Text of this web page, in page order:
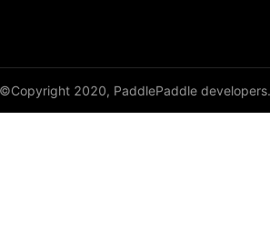
©Copyright 2020, PaddlePaddle developers.